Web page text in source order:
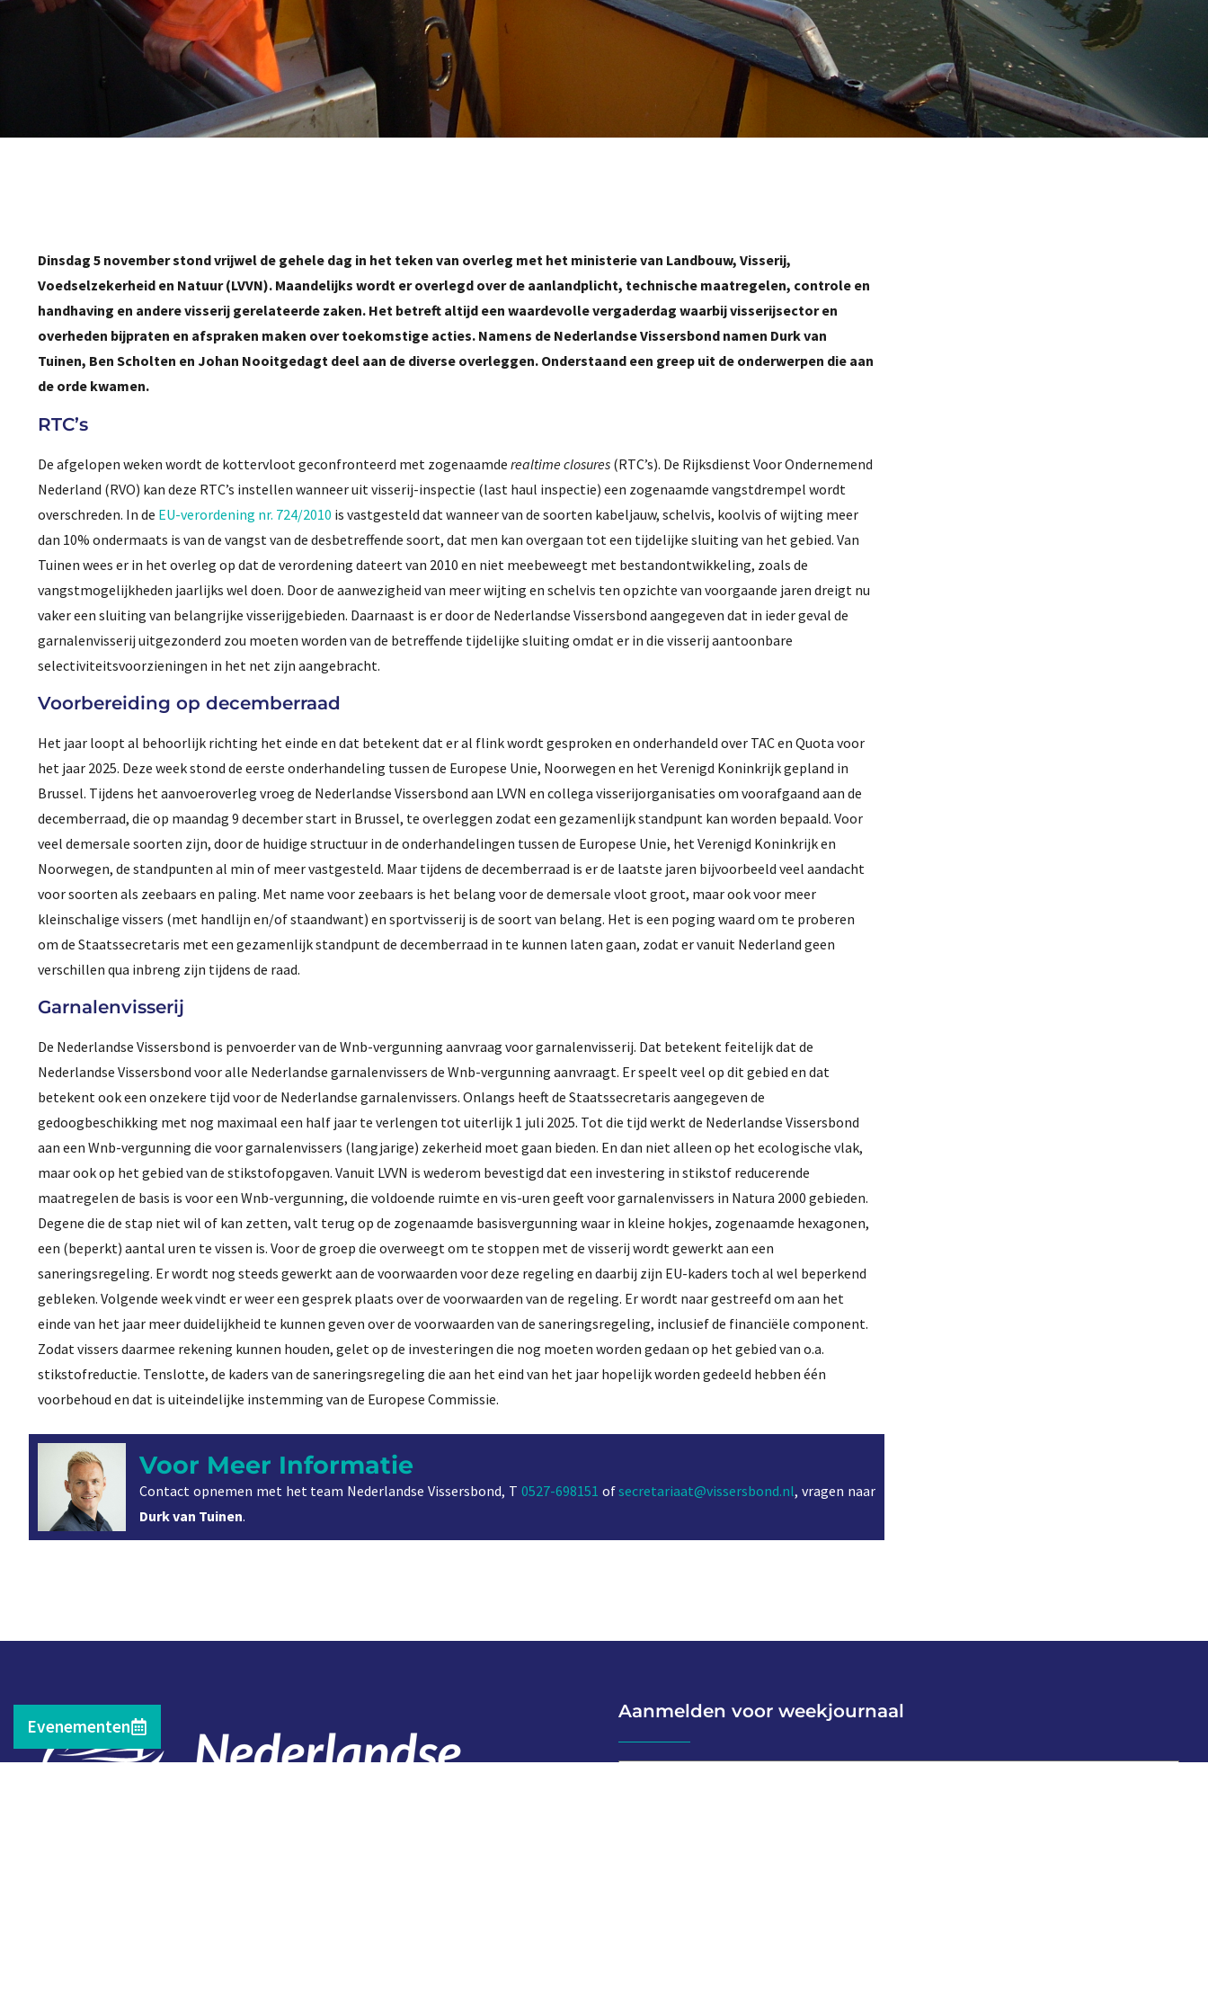
Dinsdag 5 november stond vrijwel de gehele dag in het teken van overleg met het ministerie van Landbouw, Visserij,
Voedselzekerheid en Natuur (LVVN). Maandelijks wordt er overlegd over de aanlandplicht, technische maatregelen, controle en
handhaving en andere visserij gerelateerde zaken. Het betreft altijd een waardevolle vergaderdag waarbij visserijsector en
overheden bijpraten en afspraken maken over toekomstige acties. Namens de Nederlandse Vissersbond namen Durk van
Tuinen, Ben Scholten en Johan Nooitgedagt deel aan de diverse overleggen. Onderstaand een greep uit de onderwerpen die aan
de orde kwamen.
RTC’s
De afgelopen weken wordt de kottervloot geconfronteerd met zogenaamde realtime closures (RTC’s). De Rijksdienst Voor Ondernemend
Nederland (RVO) kan deze RTC’s instellen wanneer uit visserij-inspectie (last haul inspectie) een zogenaamde vangstdrempel wordt
overschreden. In de EU-verordening nr. 724/2010 is vastgesteld dat wanneer van de soorten kabeljauw, schelvis, koolvis of wijting meer
dan 10% ondermaats is van de vangst van de desbetreffende soort, dat men kan overgaan tot een tijdelijke sluiting van het gebied. Van
Tuinen wees er in het overleg op dat de verordening dateert van 2010 en niet meebeweegt met bestandontwikkeling, zoals de
vangstmogelijkheden jaarlijks wel doen. Door de aanwezigheid van meer wijting en schelvis ten opzichte van voorgaande jaren dreigt nu
vaker een sluiting van belangrijke visserijgebieden. Daarnaast is er door de Nederlandse Vissersbond aangegeven dat in ieder geval de
garnalenvisserij uitgezonderd zou moeten worden van de betreffende tijdelijke sluiting omdat er in die visserij aantoonbare
selectiviteitsvoorzieningen in het net zijn aangebracht.
Voorbereiding op decemberraad
Het jaar loopt al behoorlijk richting het einde en dat betekent dat er al flink wordt gesproken en onderhandeld over TAC en Quota voor
het jaar 2025. Deze week stond de eerste onderhandeling tussen de Europese Unie, Noorwegen en het Verenigd Koninkrijk gepland in
Brussel. Tijdens het aanvoeroverleg vroeg de Nederlandse Vissersbond aan LVVN en collega visserijorganisaties om voorafgaand aan de
decemberraad, die op maandag 9 december start in Brussel, te overleggen zodat een gezamenlijk standpunt kan worden bepaald. Voor
veel demersale soorten zijn, door de huidige structuur in de onderhandelingen tussen de Europese Unie, het Verenigd Koninkrijk en
Noorwegen, de standpunten al min of meer vastgesteld. Maar tijdens de decemberraad is er de laatste jaren bijvoorbeeld veel aandacht
voor soorten als zeebaars en paling. Met name voor zeebaars is het belang voor de demersale vloot groot, maar ook voor meer
kleinschalige vissers (met handlijn en/of staandwant) en sportvisserij is de soort van belang. Het is een poging waard om te proberen
om de Staatssecretaris met een gezamenlijk standpunt de decemberraad in te kunnen laten gaan, zodat er vanuit Nederland geen
verschillen qua inbreng zijn tijdens de raad.
Garnalenvisserij
De Nederlandse Vissersbond is penvoerder van de Wnb-vergunning aanvraag voor garnalenvisserij. Dat betekent feitelijk dat de
Nederlandse Vissersbond voor alle Nederlandse garnalenvissers de Wnb-vergunning aanvraagt. Er speelt veel op dit gebied en dat
betekent ook een onzekere tijd voor de Nederlandse garnalenvissers. Onlangs heeft de Staatssecretaris aangegeven de
gedoogbeschikking met nog maximaal een half jaar te verlengen tot uiterlijk 1 juli 2025. Tot die tijd werkt de Nederlandse Vissersbond
aan een Wnb-vergunning die voor garnalenvissers (langjarige) zekerheid moet gaan bieden. En dan niet alleen op het ecologische vlak,
maar ook op het gebied van de stikstofopgaven. Vanuit LVVN is wederom bevestigd dat een investering in stikstof reducerende
maatregelen de basis is voor een Wnb-vergunning, die voldoende ruimte en vis-uren geeft voor garnalenvissers in Natura 2000 gebieden.
Degene die de stap niet wil of kan zetten, valt terug op de zogenaamde basisvergunning waar in kleine hokjes, zogenaamde hexagonen,
een (beperkt) aantal uren te vissen is. Voor de groep die overweegt om te stoppen met de visserij wordt gewerkt aan een
saneringsregeling. Er wordt nog steeds gewerkt aan de voorwaarden voor deze regeling en daarbij zijn EU-kaders toch al wel beperkend
gebleken. Volgende week vindt er weer een gesprek plaats over de voorwaarden van de regeling. Er wordt naar gestreefd om aan het
einde van het jaar meer duidelijkheid te kunnen geven over de voorwaarden van de saneringsregeling, inclusief de financiële component.
Zodat vissers daarmee rekening kunnen houden, gelet op de investeringen die nog moeten worden gedaan op het gebied van o.a.
stikstofreductie. Tenslotte, de kaders van de saneringsregeling die aan het eind van het jaar hopelijk worden gedeeld hebben één
voorbehoud en dat is uiteindelijke instemming van de Europese Commissie.
Voor Meer Informatie
Contact opnemen met het team Nederlandse Vissersbond, T 0527-698151 ofsecretariaat@vissersbond.nl, vragen naar
Durk van Tuinen.
Evenementen
Aanmelden voor weekjournaal